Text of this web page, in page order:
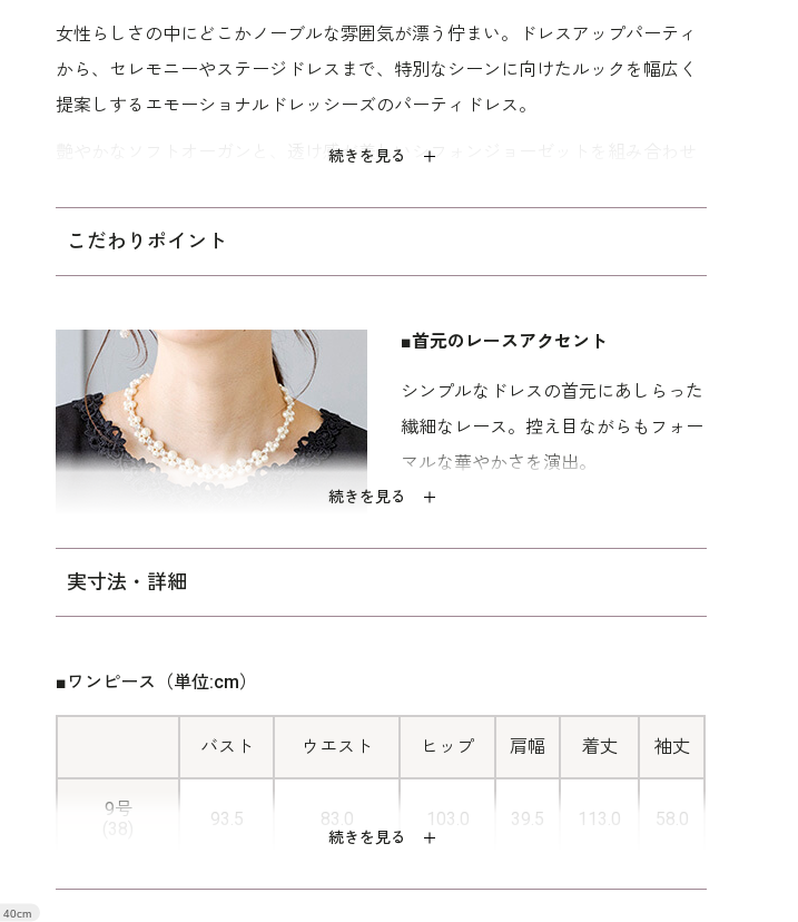
米沢織ジャカードの
42,900
レースがフェミニン
47,300
テープ刺繍がポイン
フレアドレス
53,900
ラッセルレース×チュ
りドレス
42,900
レース×シャンタンが
続きを見る
女性らしさの中にどこかノーブルな雰囲気が漂う佇まい。ドレスアップパーティ
から、セレモニーやステージドレスまで、特別なシーンに向けたルックを幅広く
提案しするエモーショナルドレッシーズのパーティドレス。
艶やかなソフトオーガンと、透け感が美しいシフォンジョーゼットを組み合わせ
30～40代を中心とした、メリハリのあるボディラインに適した「標準」の寸法を
使用しています。サイズ表記はイタリア式です。
こだわりポイント
続きを見る
■首元のレースアクセント
シンプルなドレスの首元にあしらった
繊細なレース。控え目ながらもフォー
マルな華やかさを演出。
品な素材です。
実寸法・詳細
続きを見る
■ワンピース（単位:cm）
バスト ウエスト ヒップ 肩幅 着丈 袖丈
9号
93.5 83.0 103.0 39.5 113.0 58.0
11号
40cm